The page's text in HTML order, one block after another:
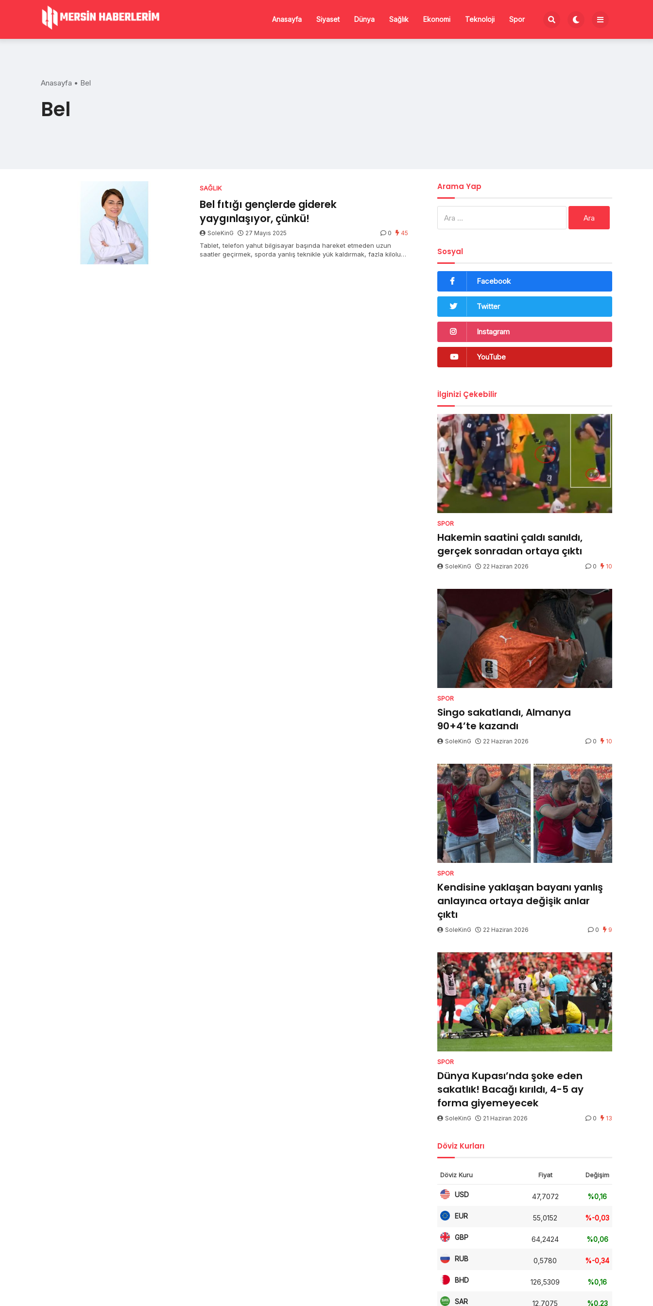
Anasayfa Siyaset Dünya Sağlık Ekonomi Teknoloji Spor
Anasayfa • Bel
Bel
SAĞLIK
Bel fıtığı gençlerde giderek
yaygınlaşıyor, çünkü!
SoleKinG 27 Mayıs 2025 0 45
Tablet, telefon yahut bilgisayar başında hareket etmeden uzun
saatler geçirmek, sporda yanlış teknikle yük kaldırmak, fazla kilolu
Arama Yap
Sosyal
Facebook
Twitter
Instagram
YouTube
İlginizi Çekebilir
SPOR
Hakemin saatini çaldı sanıldı,
gerçek sonradan ortaya çıktı
SoleKinG 22 Haziran 2026 0 10
SPOR
Singo sakatlandı, Almanya
90+4’te kazandı
SoleKinG 22 Haziran 2026 0 10
SPOR
Kendisine yaklaşan bayanı yanlış
anlayınca ortaya değişik anlar
çıktı
SoleKinG 22 Haziran 2026 0 9
SPOR
Dünya Kupası’nda şoke eden
sakatlık! Bacağı kırıldı, 4-5 ay
forma giyemeyecek
SoleKinG 21 Haziran 2026 0 13
Döviz Kurları
Döviz Kuru Fiyat Değişim
USD 47,7072 %0,16
EUR 55,0152 %-0,03
GBP 64,2424 %0,06
RUB 0,5780 %-0,34
BHD 126,5309 %0,16
SAR 12,7075 %0,23